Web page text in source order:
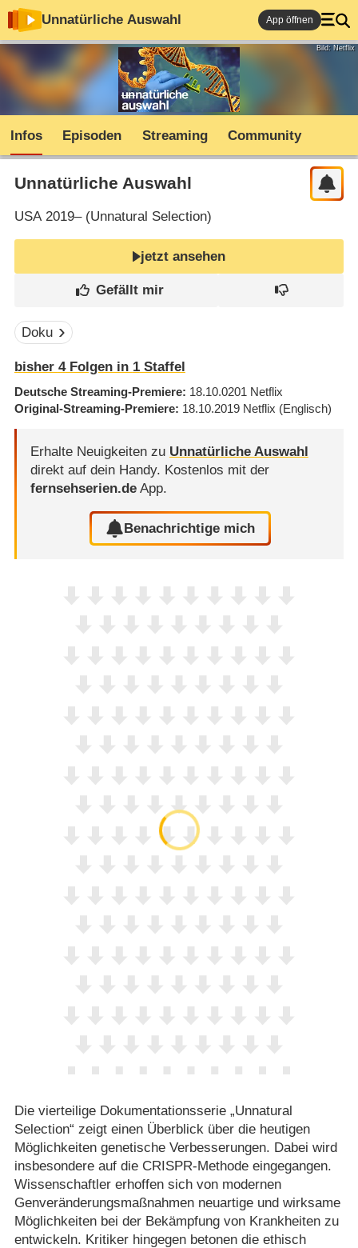
Unnatürliche Auswahl App öffnen
Bild: Netflix
Infos Episoden Streaming Community
Unnatürliche Auswahl
USA2019– (Unnatural Selection)
jetzt ansehen
Doku
bisher 4Folgen in 1Staffel
Deutsche Streaming-Premiere 18.10.0201 Netflix
Original-Streaming-Premiere 18.10.2019 Netflix (Englisch)
Erhalte Neuigkeiten zu Unnatürliche Auswahl
direkt auf dein Handy. Kostenlos mit der
fernsehserien.deApp.
Benachrichtige mich
Die vierteilige Dokumentationsserie „Unnatural
Selection“ zeigt einen Überblick über die heutigen
Möglichkeiten genetische Verbesserungen. Dabei wird
insbesondere auf die CRISPR-Methode eingegangen.
Wissenschaftler erhoffen sich von modernen
Genveränderungsmaßnahmen neuartige und wirksame
Möglichkeiten bei der Bekämpfung von Krankheiten zu
entwickeln. Kritiker hingegen betonen die ethisch